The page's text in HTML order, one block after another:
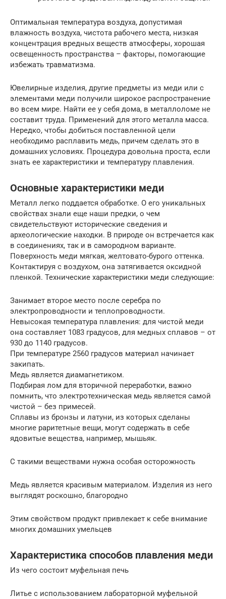
Оптимальная температура воздуха, допустимая
влажность воздуха, чистота рабочего места, низкая
концентрация вредных веществ атмосферы, хорошая
освещенность пространства – факторы, помогающие
избежать травматизма.
Ювелирные изделия, другие предметы из меди или с
элементами меди получили широкое распространение
во всем мире. Найти ее у себя дома, в металлоломе не
составит труда. Применений для этого металла масса.
Нередко, чтобы добиться поставленной цели
необходимо расплавить медь, причем сделать это в
домашних условиях. Процедура довольна проста, если
знать ее характеристики и температуру плавления.
Основные характеристики меди
Металл легко поддается обработке. О его уникальных
свойствах знали еще наши предки, о чем
свидетельствуют исторические сведения и
археологические находки. В природе он встречается как
в соединениях, так и в самородном варианте.
Поверхность меди мягкая, желтовато-бурого оттенка.
Контактируя с воздухом, она затягивается оксидной
пленкой. Технические характеристики меди следующие:
Занимает второе место после серебра по
электропроводности и теплопроводности.
Невысокая температура плавления: для чистой меди
она составляет 1083 градусов, для медных сплавов – от
930 до 1140 градусов.
При температуре 2560 градусов материал начинает
закипать.
Медь является диамагнетиком.
Подбирая лом для вторичной переработки, важно
помнить, что электротехническая медь является самой
чистой – без примесей.
Сплавы из бронзы и латуни, из которых сделаны
многие раритетные вещи, могут содержать в себе
ядовитые вещества, например, мышьяк.
С такими веществами нужна особая осторожность
Медь является красивым материалом. Изделия из него
выглядят роскошно, благородно
Этим свойством продукт привлекает к себе внимание
многих домашних умельцев
Характеристика способов плавления меди
Из чего состоит муфельная печь
Литье с использованием лабораторной муфельной